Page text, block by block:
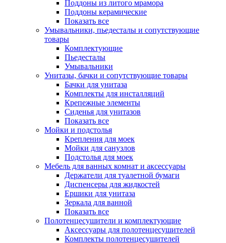
Поддоны из литого мрамора
Поддоны керамические
Показать все
Умывальники, пьедесталы и сопутствующие
товары
Комплектующие
Пьедесталы
Умывальники
Унитазы, бачки и сопутствующие товары
Бачки для унитаза
Комплекты для инсталляций
Крепежные элементы
Сиденья для унитазов
Показать все
Мойки и подстолья
Крепления для моек
Мойки для санузлов
Подстолья для моек
Мебель для ванных комнат и аксессуары
Держатели для туалетной бумаги
Диспенсеры для жидкостей
Ершики для унитаза
Зеркала для ванной
Показать все
Полотенцесушители и комплектующие
Аксессуары для полотенцесушителей
Комплекты полотенцесушителей